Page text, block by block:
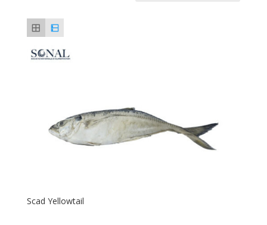
Scad Yellowtail